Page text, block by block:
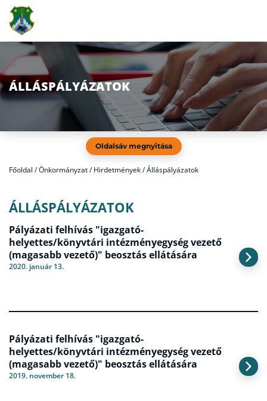
ÁLLÁSPÁLYÁZATOK
Oldalsáv megnyitása
Főoldal /Önkormányzat / Hirdetmények / Álláspályázatok
ÁLLÁSPÁLYÁZATOK
Pályázati felhívás "igazgató-
helyettes/könyvtári intézményegység vezető
(magasabb vezető)" beosztás ellátására
2020. január 13.
Pályázati felhívás "igazgató-
helyettes/könyvtári intézményegység vezető
(magasabb vezető)" beosztás ellátására
2019. november 18.